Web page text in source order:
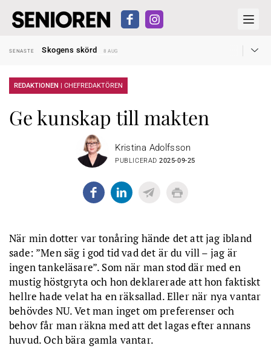
SENASTE
Skogens skörd
8 AUG
SENASTE
Kravet: Nu måste 65-årsgränsen bort
Dom öppnar för rätt till garantipension
SENASTE
Hyror rusar ifrån äldres bostadstillägg
SENASTE
Skogens skörd 8 AUG
REDAKTIONEN | CHEFREDAKTÖREN
Ge kunskap till makten
Kristina Adolfsson
PUBLICERAD2025-09-25
När min dotter var tonåring hände det att jag ibland
sade: ”Men säg i god tid vad det är du vill – jag är
ingen tankeläsare”. Som när man stod där med en
mustig höstgryta och hon deklarerade att hon faktiskt
hellre hade velat ha en räksallad. Eller när nya vantar
behövdes NU. Vet man inget om preferenser och
behov får man räkna med att det lagas efter annans
huvud. Och bära gamla vantar.